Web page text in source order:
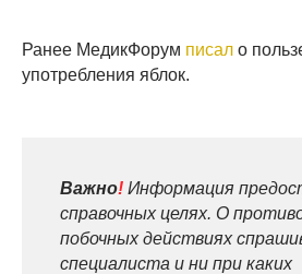
Ранее МедикФорум писал о
употребления яблок.
Важно! Информация
справочных целях. О
побочных действиях
специалиста и ни при каких